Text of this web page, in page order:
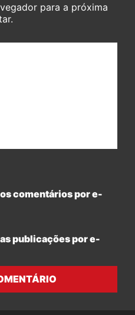
para a próxima
comentários por e-
publicações por e-